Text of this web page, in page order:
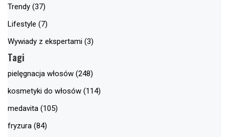
Trendy (37)
Lifestyle (7)
Wywiady z ekspertami (3)
Tagi
pielęgnacja włosów (248)
kosmetyki do włosów (114)
medavita (105)
fryzura (84)